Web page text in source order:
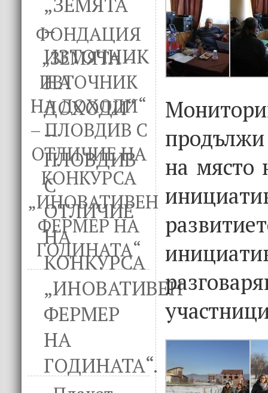
ФОНДАЦИЯ
„ЗЕМЯТА –
ИЗТОЧНИК
НА ДОХОДИ“
– ПЛОВДИВ С
ОТЛИЧИЕ НА
КОНКУРСА
„ИНОВАТИВЕН
ФЕРМЕР НА
ГОДИНАТА“
на място